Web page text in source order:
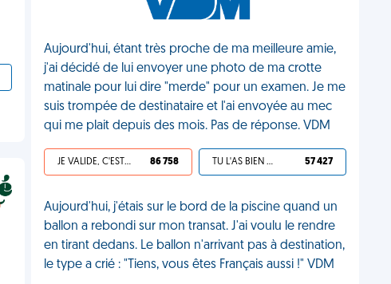
Aujourd'hui, étant très proche de ma meilleure amie,
j'ai décidé de lui envoyer une photo de ma crotte
matinale pour lui dire "merde" pour un examen. Je me
suis trompée de destinataire et l'ai envoyée au mec
qui me plait depuis des mois. Pas de réponse. VDM
JE VALIDE, C'EST UNE VDM 86 758 TU L'AS BIEN MÉRITÉ 57 427
Aujourd'hui, j'étais sur le bord de la piscine quand un
ballon a rebondi sur mon transat. J'ai voulu le rendre
en tirant dedans. Le ballon n'arrivant pas à destination,
le type a crié : "Tiens, vous êtes Français aussi !" VDM